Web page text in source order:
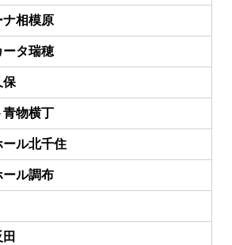
相模原
タ瑞穂
保
物横丁
ル北千住
ール調布